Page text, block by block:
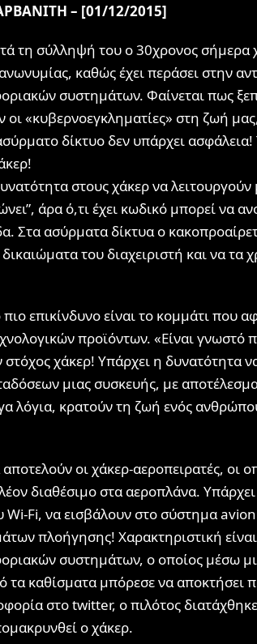
– [01/12/2015]
τη σύλληψή του ο 30χρονος
καθώς έχει περάσει στην
συστημάτων. Φαίνεται πως
«κυβερνοεγκληματίες» στη ζωή
δίκτυο δεν υπάρχει
στους χάκερ να λειτουργούν
άρα ό,τι έχει κωδικό μπορεί να
Στα ασύρματα δίκτυα ο
του διαχειριστή και να τα
πιο επικίνδυνο είναι το κομμάτι που
προϊόντων. «Είναι γνωστό
χάκερ! Υπάρχει η δυνατότητα
μιας συσκευής, με
λόγια, κρατούν τη ζωή ενός
οι χάκερ-αεροπειρατές, οι
διαθέσιμο στα αεροπλάνα.
Fi, να εισβάλουν στο σύστημα
πλοήγησης! Χαρακτηριστική
συστημάτων, ο οποίος μέσω
τα καθίσματα μπόρεσε να
στο twitter, ο πιλότος
ο χάκερ.